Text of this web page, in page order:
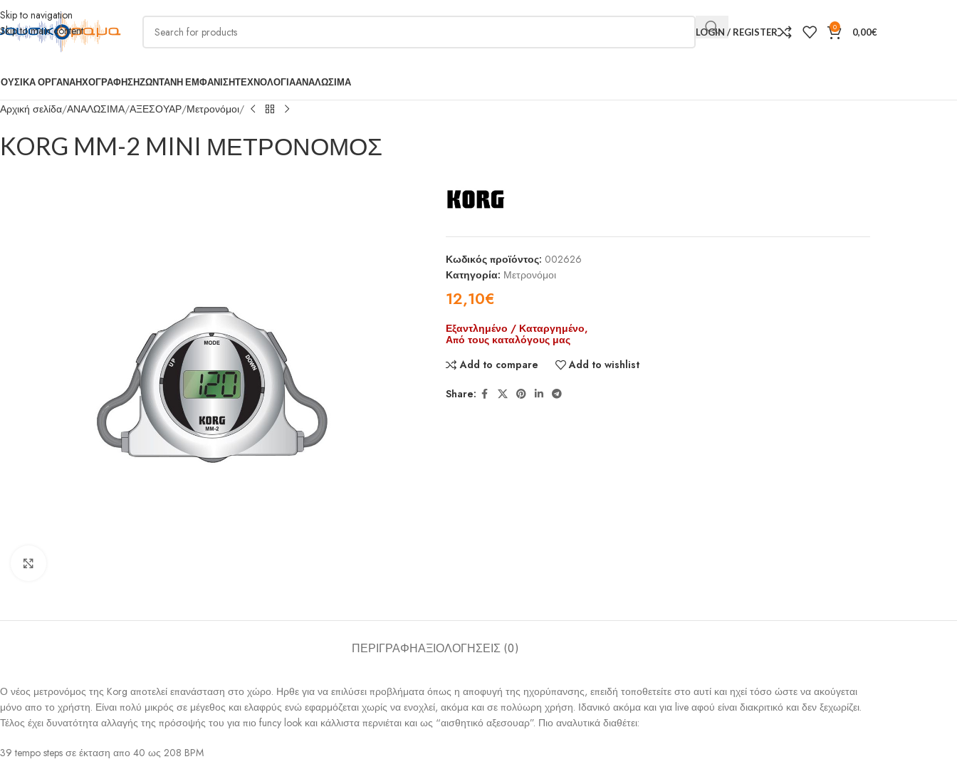
Skip to navigation
Skip to main content
LOGIN / REGISTER 0 0,00€
ΟΡΓΑΝΑΗΧΟΓΡΑΦΗΣΗΖΩΝΤΑΝΗ ΕΜΦΑΝΙΣΗΤΕΧΝΟΛΟΓΙΑΑΝΑΛΩΣΙΜΑ
Αρχική σελίδα ΑΝΑΛΩΣΙΜΑ ΑΞΕΣΟΥΑΡ Μετρονόμοι
KORG MM-2 MINI ΜΕΤΡΟΝΟΜΟΣ
Κωδικός προϊόντος: 002626
Κατηγορία: Μετρονόμοι
12,10€
Εξαντλημένο / Καταργημένο,
Από τους καταλόγους μας
Add to compare
Add to wishlist
Share:
ΠΕΡΙΓΡΑΦΉΑΞΙΟΛΟΓΉΣΕΙΣ (0)
Ο νέος μετρονόμος της Korg αποτελεί επανάσταση στο χώρο. Ηρθε για να επιλύσει προβλήματα όπως η αποφυγή της ηχορύπανσης, επειδή τοποθετείτε στο αυτί και ηχεί τόσο ώστε να ακούγεται
μόνο απο το χρήστη. Είναι πολύ μικρός σε μέγεθος και ελαφρύς ενώ εφαρμόζεται χωρίς να ενοχλεί, ακόμα και σε πολύωρη χρήση. Ιδανικό ακόμα και για live αφού είναι διακριτικό και δεν ξεχωρίζει.
Τέλος έχει δυνατότητα αλλαγής της πρόσοψής του για πιο funcy look και κάλλιστα περνιέται και ως “αισθητικό αξεσουαρ”. Πιο αναλυτικά διαθέτει:
39 tempo steps σε έκταση απο 40 ως 208 BPM